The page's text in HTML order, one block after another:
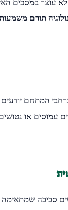
עוצר במסכים
תורם
המתחם
עמוסים או
שמתאימה